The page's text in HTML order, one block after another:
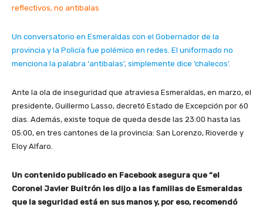
reflectivos, no antibalas
Un conversatorio en Esmeraldas con el Gobernador de la
provincia y la Policía fue polémico en redes. El uniformado no
menciona la palabra ‘antibalas’, simplemente dice ‘chalecos’.
Ante la ola de inseguridad que atraviesa Esmeraldas, en marzo, el
presidente, Guillermo Lasso, decretó Estado de Excepción por 60
días. Además, existe toque de queda desde las 23:00 hasta las
05:00, en tres cantones de la provincia: San Lorenzo, Rioverde y
Eloy Alfaro.
Un contenido publicado en Facebook asegura que “el
Coronel Javier Buitrón les dijo a las familias de Esmeraldas
que la seguridad está en sus manos y, por eso, recomendó